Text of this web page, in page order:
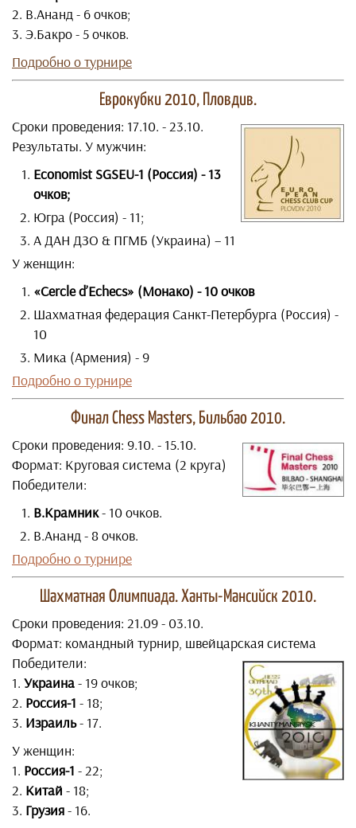
2. В.Ананд - 6 очков;
3. Э.Бакро - 5 очков.
Подробно о турнире
Еврокубки 2010, Пловдив.
Сроки проведения: 17.10. - 23.10.
Результаты. У мужчин:
Economist SGSEU-1 (Россия) - 13
очков;
Югра (Россия) - 11;
А ДАН ДЗО & ПГМБ (Украина) – 11
У женщин:
«Cercle d’Echecs» (Монако) - 10 очков
Шахматная федерация Санкт-Петербурга (Россия) -
10
Мика (Армения) - 9
Подробно о турнире
Финал Chess Masters, Бильбао 2010.
Сроки проведения: 9.10. - 15.10.
Формат: Круговая система (2 круга)
Победители:
В.Крамник- 10 очков.
В.Ананд - 8 очков.
Подробно о турнире
Шахматная Олимпиада. Ханты-Мансийск 2010.
Сроки проведения: 21.09 - 03.10.
Формат: командный турнир, швейцарская система
Победители:
1. Украина- 19 очков;
2. Россия-1 - 18;
3. Израиль- 17.
У женщин:
1. Россия-1 - 22;
2. Китай - 18;
3. Грузия- 16.